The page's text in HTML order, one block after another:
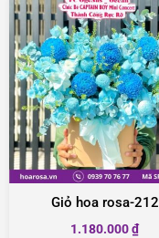
Giỏ hoa rosa-212
1.180.000₫